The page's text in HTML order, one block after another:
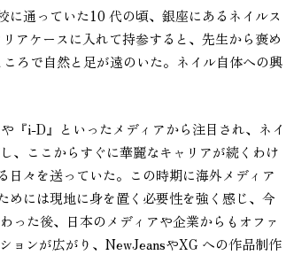
通っていた10 代の頃、銀座にあるネイルス
アケースに入れて持参すると、先生から褒め
ろで自然と足が遠のいた。ネイル自体への興
『i-D』といったメディアから注目され、ネイ
、ここからすぐに華麗なキャリアが続くわけ
々を送っていた。この時期に海外メディア
めには現地に身を置く必要性を強く感じ、今
った後、日本のメディアや企業からもオファ
ョンが広がり、NewJeansやXG への作品制作